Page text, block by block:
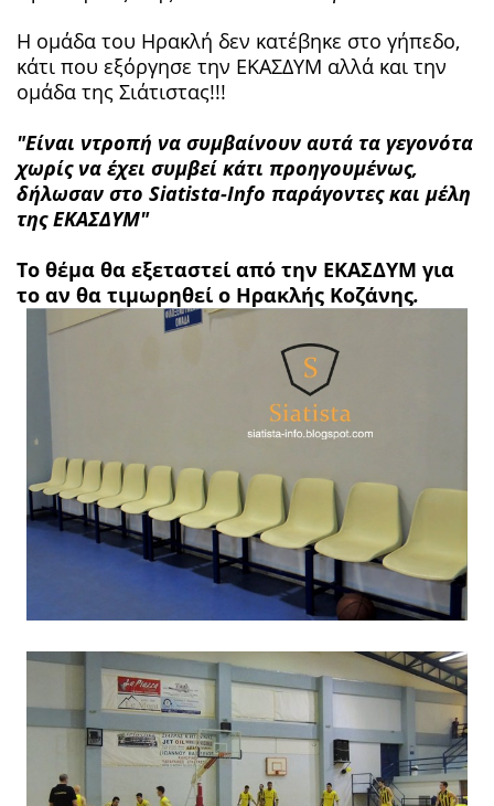
Η ομάδα του Ηρακλή δεν κατέβηκε στο γήπεδο,
κάτι που εξόργησε την ΕΚΑΣΔΥΜ αλλά και την
ομάδα της Σιάτιστας!!!
"Είναι ντροπή να συμβαίνουν αυτά τα γεγονότα
χωρίς να έχει συμβεί κάτι προηγουμένως,
δήλωσαν στο Siatista-Info παράγοντες και μέλη
της ΕΚΑΣΔΥΜ"
Το θέμα θα εξεταστεί από την ΕΚΑΣΔΥΜ για
το αν θα τιμωρηθεί ο Ηρακλής Κοζάνης.